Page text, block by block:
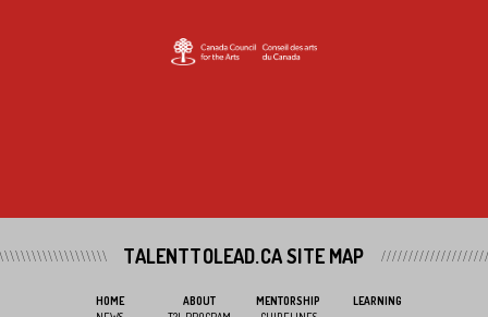
TALENTTOLEAD.CA SITE MAP
HOME
ABOUT
MENTORSHIP
LEARNING